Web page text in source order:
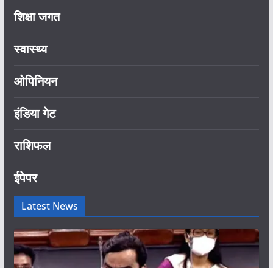
शिक्षा जगत
स्वास्थ्य
ओपिनियन
इंडिया गेट
राशिफल
ईपेपर
Latest News